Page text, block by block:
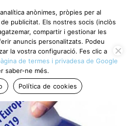
anònimes, pròpies per al
i de publicitat. Els nostres socis
compartir i gestionar
anuncis personalitzats. Podeu
la vostra configuració. Fes clic a
pàgina de termes i privadesa de
saber-ne més.
Política de cookies